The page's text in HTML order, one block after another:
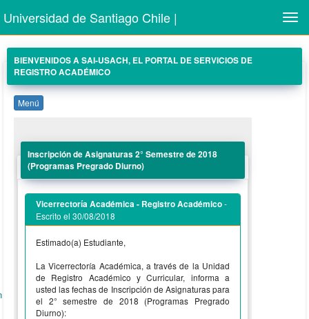
Universidad de Santiago Chile |
BIENVENIDOS A SAI-USACH, EL PORTAL DE SERVICIOS DE
REGISTRO ACADÉMICO
Menú
Inscripción de Asignaturas 2° Semestre de 2018
(Programas Pregrado Diurno)
Vicerrectoría Académica - Registro Académico-
Escrito el 30/08/2018
Estimado(a) Estudiante,
La Vicerrectoría Académica, a través de la Unidad
de Registro Académico y Curricular, informa a
usted las fechas de Inscripción de Asignaturas para
el 2° semestre de 2018 (Programas Pregrado
Diurno):